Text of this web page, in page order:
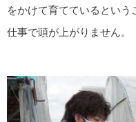
をかけて育てているとい
仕事で頭が上がりません。